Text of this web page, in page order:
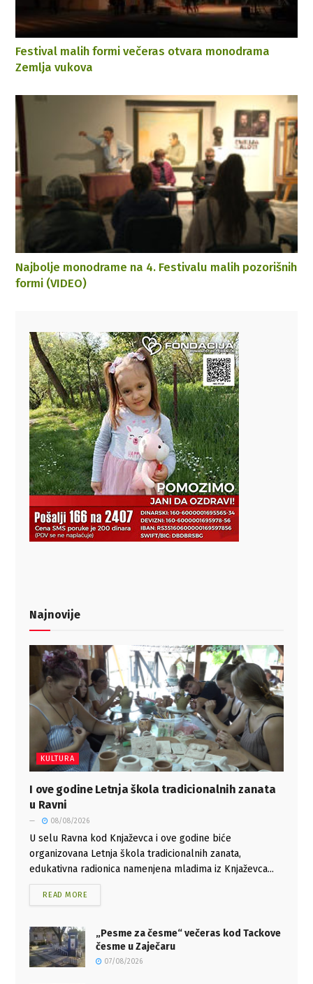
Festival malih formi večeras otvara monodrama
Zemlja vukova
Najbolje monodrame na 4. Festivalu malih pozorišnih
formi (VIDEO)
Najnovije
KULTURA
I ove godine Letnja škola tradicionalnih zanata
u Ravni
08/08/2026
U selu Ravna kod Knjaževca i ove godine biće
organizovana Letnja škola tradicionalnih zanata,
edukativna radionica namenjena mladima iz Knjaževca...
READ MORE
„Pesme za česme“ večeras kod Tackove
česme u Zaječaru
07/08/2026